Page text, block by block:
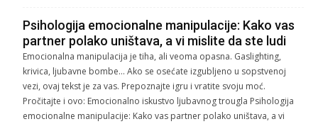
Psihologija emocionalne manipulacije: Kako vas
partner polako uništava, a vi mislite da ste ludi
Emocionalna manipulacija je tiha, ali veoma opasna. Gaslighting,
krivica, ljubavne bombe… Ako se osećate izgubljeno u sopstvenoj
vezi, ovaj tekst je za vas. Prepoznajte igru i vratite svoju moć.
Pročitajte i ovo: Emocionalno iskustvo ljubavnog trougla Psihologija
emocionalne manipulacije: Kako vas partner polako uništava, a vi